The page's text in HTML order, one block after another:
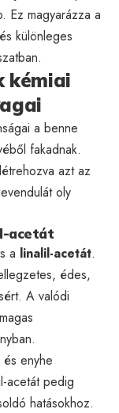
Ez magyarázza a
különleges
kémiai
a benne
fakadnak.
azt az
oly
acetát
a linalil-acetát.
édes,
A valódi
enyhe
acetát pedig
hatásokhoz.